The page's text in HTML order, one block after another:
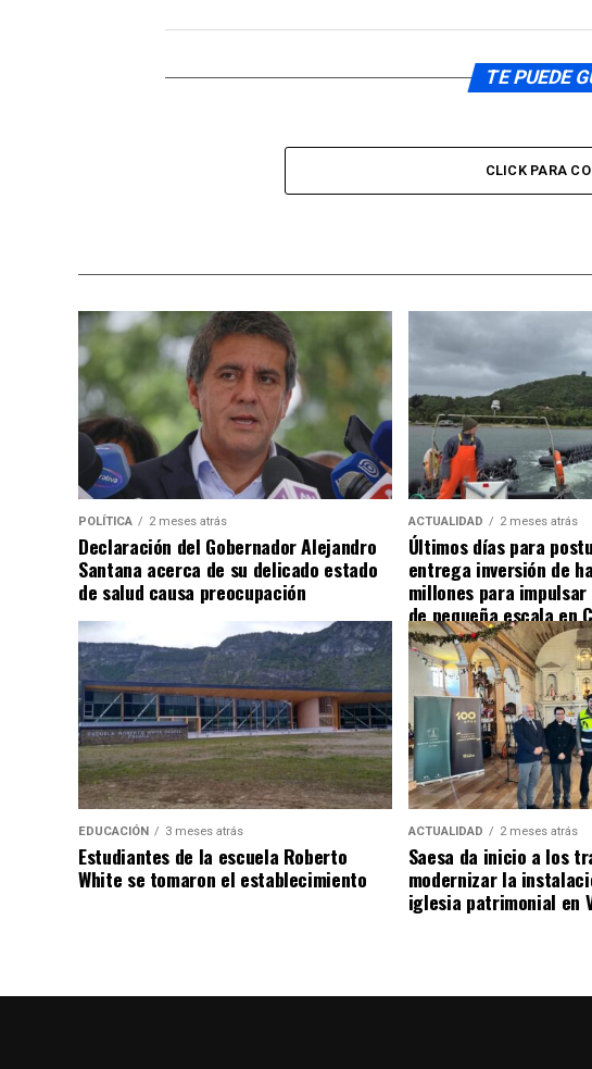
TE PUEDE
CLICK PARA
POLÍTICA 2 meses atrás
Declaración del Gobernador Alejandro
Santana acerca de su delicado estado
de salud causa preocupación
ACTUALIDAD 2 meses atrás
Últimos días para
entrega inversión de
millones para
de pequeña escala en
EDUCACIÓN 3 meses atrás
Estudiantes de la escuela Roberto
White se tomaron el establecimiento
ACTUALIDAD 2 meses atrás
Saesa da inicio a los
modernizar la
iglesia patrimonial en